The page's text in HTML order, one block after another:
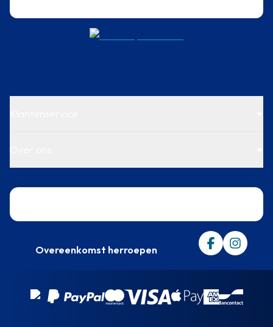
Overeenkomst herroepen